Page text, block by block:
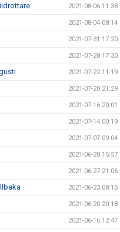
2021-08-06 11:38
2021-08-04 08:14
2021-07-31 17:20
2021-07-28 17:30
2021-07-22 11:19
2021-07-20 21:29
2021-07-16 20:01
2021-07-14 00:19
2021-07-07 09:04
2021-06-28 15:57
2021-06-27 21:06
2021-06-23 08:15
2021-06-20 20:18
2021-06-16 12:47